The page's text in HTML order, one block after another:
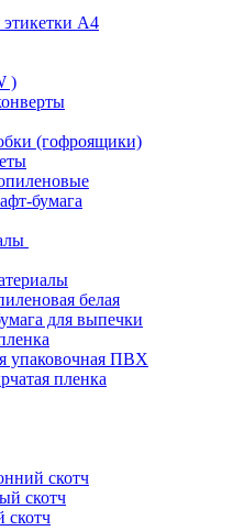
А4
)
(гофроящики)
бумага
белая
для выпечки
упаковочная ПВХ
пленка
скотч
скотч
скотч